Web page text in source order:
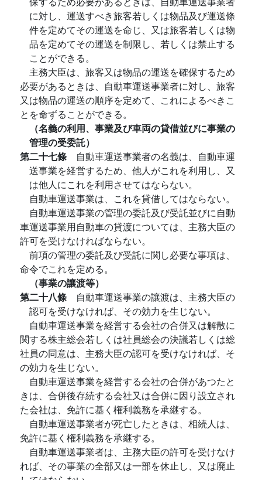
に対し、運送すべき旅客若しくは物品及び運送條
件を定めてその運送を命じ、又は旅客若しくは物
品を定めてその運送を制限し、若しくは禁止する
ことができる。
主務大臣は、旅客又は物品の運送を確保するため
必要があるときは、自動車運送事業者に対し、旅客
又は物品の運送の順序を定めて、これによるべきこ
とを命ずることができる。
（名義の利用、事業及び車両の貸借並びに事業の
管理の受委託）
第二十七條 自動車運送事業者の名義は、自動車運
送事業を経営するため、他人がこれを利用し、又
は他人にこれを利用させてはならない。
自動車運送事業は、これを貸借してはならない。
自動車運送事業の管理の委託及び受託並びに自動
車運送事業用自動車の貸渡については、主務大臣の
許可を受けなければならない。
前項の管理の委託及び受託に関し必要な事項は、
命令でこれを定める。
（事業の讓渡等）
第二十八條 自動車運送事業の讓渡は、主務大臣の
認可を受けなければ、その効力を生じない。
自動車運送事業を経営する会社の合併又は解散に
関する株主総会若しくは社員総会の決議若しくは総
社員の同意は、主務大臣の認可を受けなければ、そ
の効力を生じない。
自動車運送事業を経営する会社の合併があつたと
きは、合併後存続する会社又は合併に因り設立され
た会社は、免許に基く権利義務を承継する。
自動車運送事業者が死亡したときは、相続人は、
免許に基く権利義務を承継する。
自動車運送事業者は、主務大臣の許可を受けなけ
れば、その事業の全部又は一部を休止し、又は廃止